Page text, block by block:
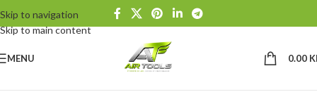
Skip to navigation
Skip to main content
MENU 0.00